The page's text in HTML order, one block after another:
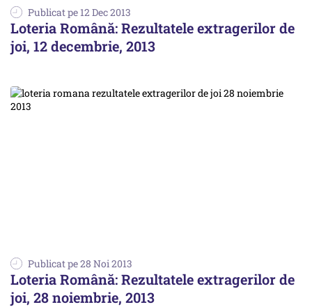
Publicat pe 12 Dec 2013
Loteria Română: Rezultatele extragerilor de
joi, 12 decembrie, 2013
Publicat pe 28 Noi 2013
Loteria Română: Rezultatele extragerilor de
joi, 28 noiembrie, 2013